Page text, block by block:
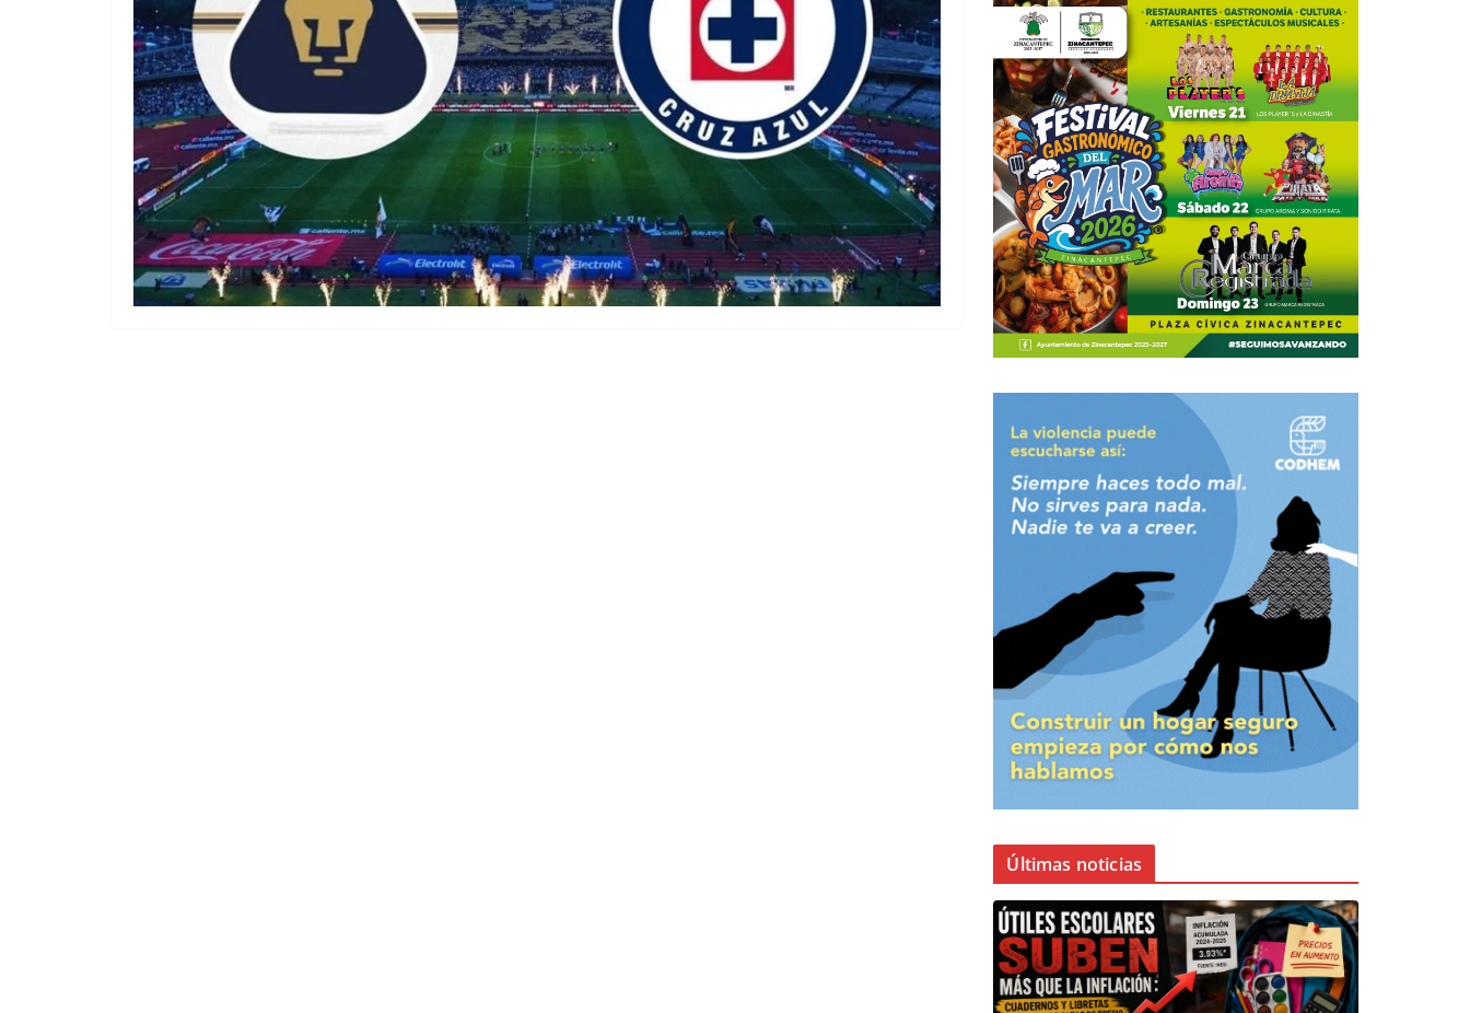
Últimas noticias